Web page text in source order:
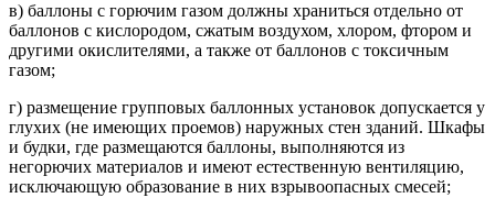
в) баллоны с горючим газом должны храниться отдельно от
баллонов с кислородом, сжатым воздухом, хлором, фтором и
другими окислителями, а также от баллонов с токсичным
газом;
г) размещение групповых баллонных установок допускается у
глухих (не имеющих проемов) наружных стен зданий. Шкафы
и будки, где размещаются баллоны, выполняются из
негорючих материалов и имеют естественную вентиляцию,
исключающую образование в них взрывоопасных смесей;